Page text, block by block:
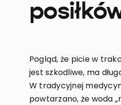
Pogląd, że picie w
jest szkodliwe, ma
W tradycyjnej
powtarzano, że woda